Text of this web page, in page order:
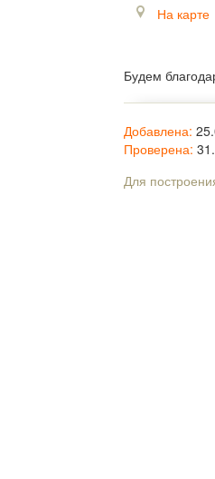
На карте
Будем
Добавлена:
Проверена:
Для